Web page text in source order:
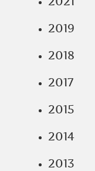
2019
2018
2017
2015
2014
2013